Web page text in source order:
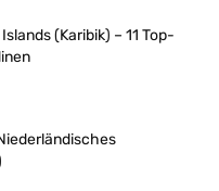
(Karibik) – 11 Top-